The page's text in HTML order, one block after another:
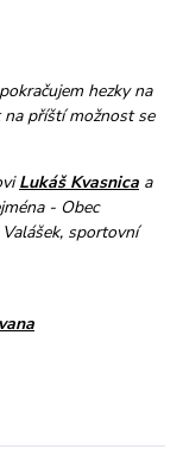
hezky na
na příští možnost se
Lukáš Kvasnica a
- Obec
sportovní